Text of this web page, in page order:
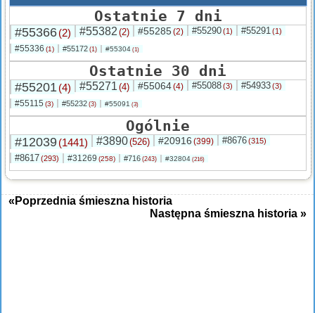
Ostatnie 7 dni
#55366(2) #55382 (2) #55285(2) #55290(1) #55291(1)
#55336 (1) #55172 (1) #55304 (1)
Ostatnie 30 dni
#55201(4) #55271 (4) #55064(4) #55088(3) #54933(3)
#55115 (3) #55232 (3) #55091 (3)
Ogólnie
#12039(1441) #3890(526) #20916 (399) #8676(315)
#8617(293) #31269 (258) #716 (243) #32804 (216)
«Poprzednia śmieszna historia
Następna śmieszna historia »